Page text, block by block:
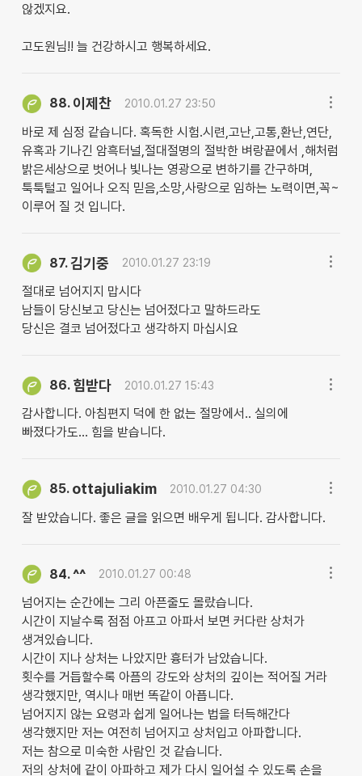
않겠지요.
고도원님!! 늘 건강하시고 행복하세요.
88. 이제찬 2010.01.27 23:50
바로 제 심정 같습니다. 혹독한 시험.시련,고난,고통,환난,연단,
유혹과 기나긴 암흑터널,절대절명의 절박한 벼랑끝에서 ,해처럼
밝은세상으로 벗어나 빛나는 영광으로 변하기를 간구하며,
툭툭털고 일어나 오직 믿음,소망,사랑으로 임하는 노력이면,꼭~
이루어 질 것 입니다.
87.김기중 2010.01.27 23:19
절대로 넘어지지 맙시다
남들이 당신보고 당신는 넘어젔다고 말하드라도
당신은 결코 넘어젔다고 생각하지 마십시요
86. 힘받다 2010.01.27 15:43
감사합니다. 아침편지 덕에 한 없는 절망에서.. 실의에
빠졌다가도... 힘을 받습니다.
85. ottajuliakim 2010.01.27 04:30
잘 받았습니다. 좋은 글을 읽으면 배우게 됩니다. 감사합니다.
84.^^ 2010.01.27 00:48
넘어지는 순간에는 그리 아픈줄도 몰랐습니다.
시간이 지날수록 점점 아프고 아파서 보면 커다란 상처가
생겨있습니다.
시간이 지나 상처는 나았지만 흉터가 남았습니다.
횟수를 거듭할수록 아픔의 강도와 상처의 깊이는 적어질 거라
생각했지만, 역시나 매번 똑같이 아픕니다.
넘어지지 않는 요령과 쉽게 일어나는 법을 터득해간다
생각했지만 저는 여전히 넘어지고 상처입고 아파합니다.
저는 참으로 미숙한 사람인 것 같습니다.
저의 상처에 같이 아파하고 제가 다시 일어설 수 있도록 손을